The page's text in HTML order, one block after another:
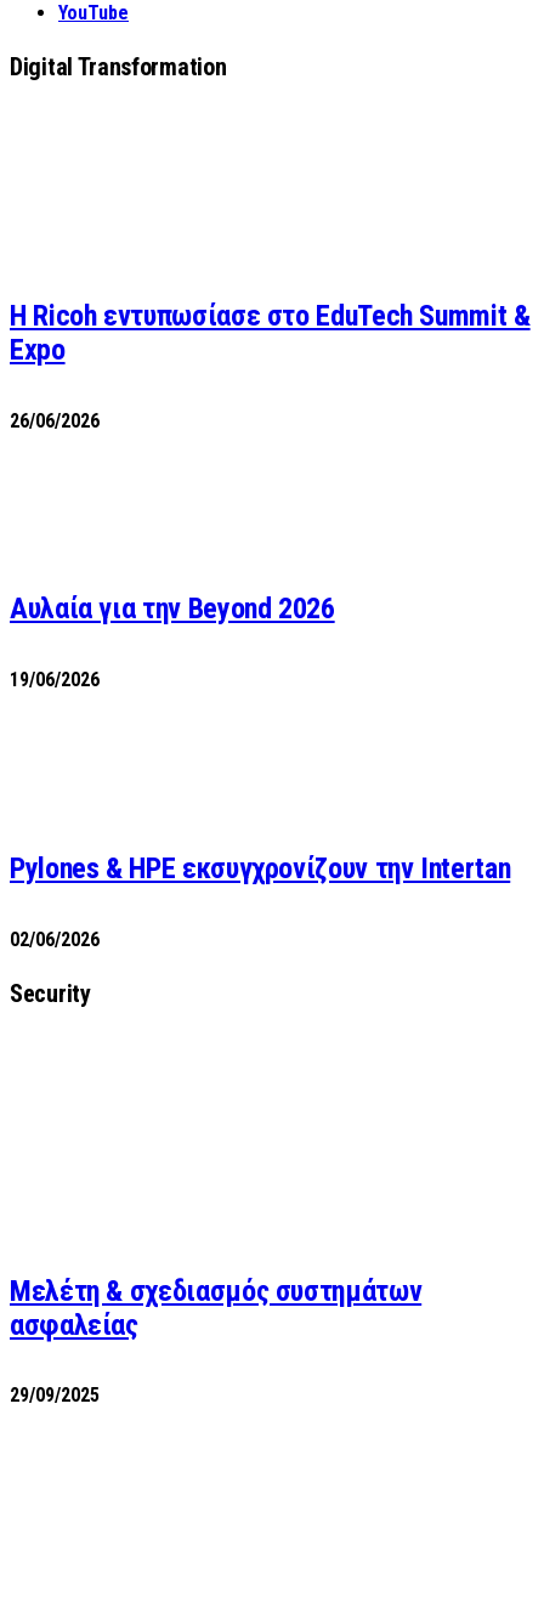
YouTube
Digital Transformation
Η Ricoh εντυπωσίασε στο EduTech Summit &
Expo
26/06/2026
Αυλαία για την Beyond 2026
19/06/2026
Pylones & HPE εκσυγχρονίζουν την Intertan
02/06/2026
Security
Μελέτη & σχεδιασμός συστημάτων
ασφαλείας
29/09/2025